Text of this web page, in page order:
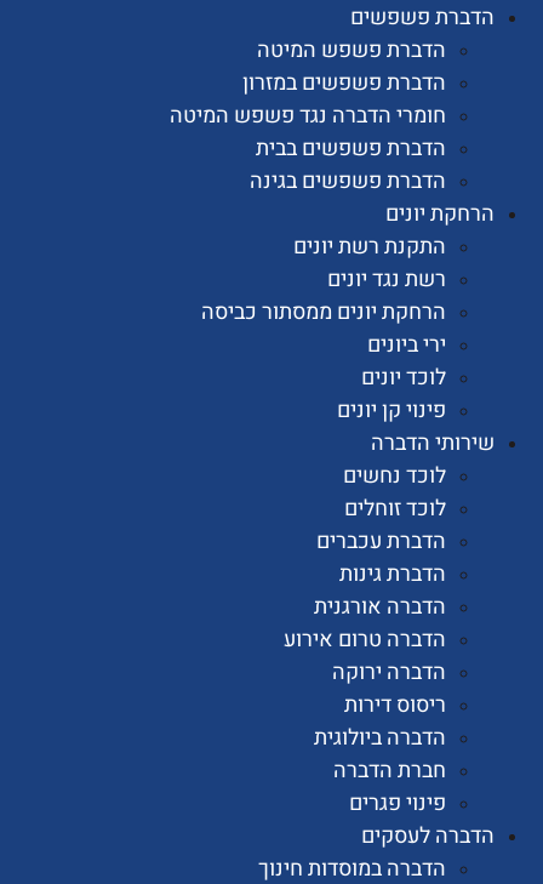
פשפשים
הדברת פשפש המיטה
הדברת פשפשים במזרון
חומרי הדברה נגד פשפש המיטה
הדברת פשפשים בבית
הדברת פשפשים בגינה
יונים
התקנת רשת יונים
רשת נגד יונים
הרחקת יונים ממסתור כביסה
ירי ביונים
לוכד יונים
פינוי קן יונים
הדברה
לוכד נחשים
לוכד זוחלים
הדברת עכברים
הדברת גינות
הדברה אורגנית
הדברה טרום אירוע
הדברה ירוקה
ריסוס דירות
הדברה ביולוגית
חברת הדברה
פינוי פגרים
לעסקים
הדברה במוסדות חינוך